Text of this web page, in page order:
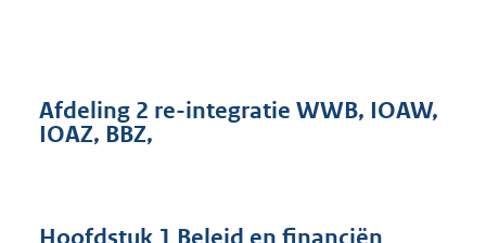
Afdeling 2 re-integratie WWB, IOAW,
IOAZ, BBZ,